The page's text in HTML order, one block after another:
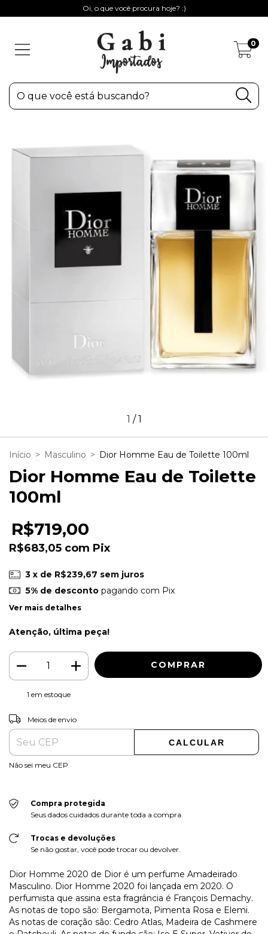
Oi, o que você procura hoje? :)
0
1 /1
Início > Masculino > Dior Homme Eau de Toilette 100ml
Dior Homme Eau de Toilette
100ml
R$719,00
R$683,05 com Pix
3 x de R$239,67 sem juros
5% de descontopagando com Pix
Ver mais detalhes
Atenção, última peça!
1 em estoque
Entregas para o CEP:
Meios de envio
CALCULAR
Não sei meu CEP
Compra protegida
Seus dados cuidados durante toda a compra.
Trocas e devoluções
Se não gostar, você pode trocar ou devolver.
Dior Homme 2020 de Dior é um perfume Amadeirado
Masculino. Dior Homme 2020 foi lançada em 2020. O
perfumista que assina esta fragrância é François Demachy.
As notas de topo são: Bergamota, Pimenta Rosa e Elemi.
As notas de coração são: Cedro Atlas, Madeira de Cashmere